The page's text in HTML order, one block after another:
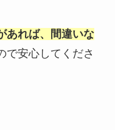
あれば、間違いな
で安心してくださ